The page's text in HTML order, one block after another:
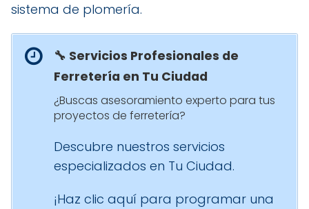
sistema de plomería.
🔧 Servicios Profesionales de
Ferretería en Tu Ciudad
¿Buscas asesoramiento experto para tus
proyectos de ferretería?
Descubre nuestros servicios
especializados en Tu Ciudad.
¡Haz clic aquí para programar una